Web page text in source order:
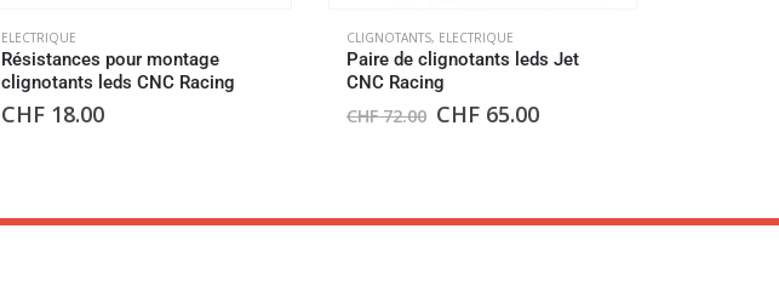
ELECTRIQUE
Résistances pour montage
clignotants leds CNC Racing
CHF 18.00
CLIGNOTANTS, ELECTRIQUE
Paire de clignotants leds Jet
CNC Racing
CHF72.00 CHF 65.00